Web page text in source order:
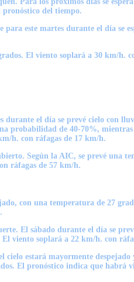
pronóstico del tiempo.
este martes durante el día se
El viento soplará a 30 km/
durante el día se prevé cielo con
probabilidad de 40-70%,
h. con ráfagas de 17 km/h.
Según la AIC, se prevé una
ráfagas de 57 km/h.
con una temperatura de 27
El sábado durante el día se
viento soplará a 22 km/h. con
cielo estará mayormente
El pronóstico indica que habrá